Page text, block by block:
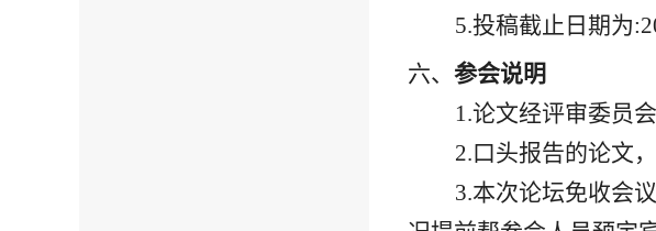
5.投稿截止日期为
六、 参会说明
1.论文经评审委员会
2.口头报告的论文
3.本次论坛免收会